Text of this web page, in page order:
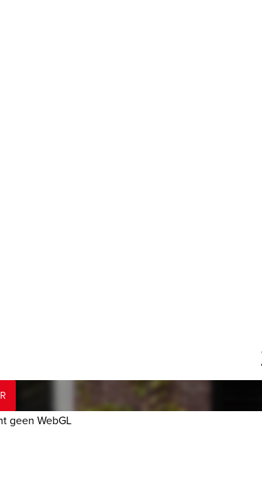
in dit dorp dat in 2009 haar 450 jarig bestaan
----------
geen WebGL